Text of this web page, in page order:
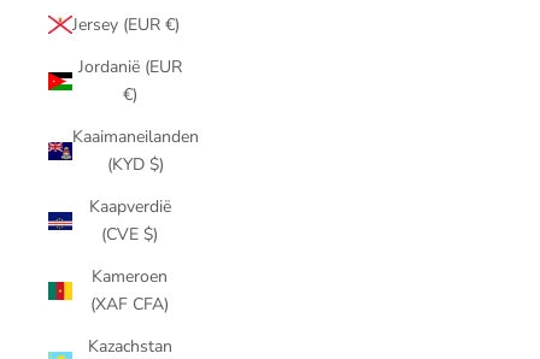
Jersey (EUR €)
Jordanië (EUR
€)
Kaaimaneilanden
(KYD $)
Kaapverdië
(CVE $)
Kameroen
(XAF CFA)
Kazachstan